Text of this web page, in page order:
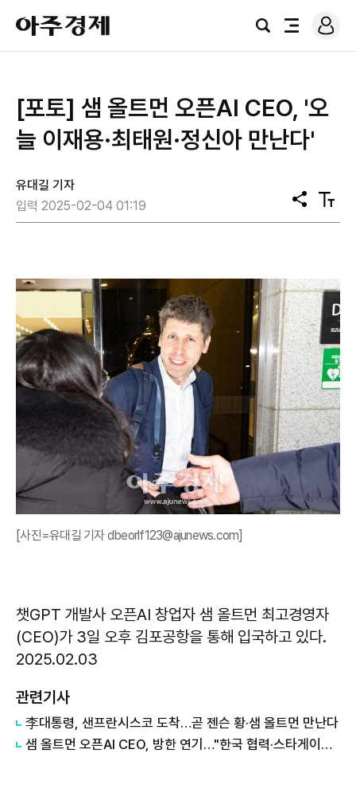
아
주
경
검
전
로
그
[포토] 샘 올트먼 오픈AI CEO, '오
늘 이재용·최태원·정신아 만난다'
유대길 기자
입력 2025-02-04 01:19
공
유
텍
스
[사진=유대길 기자 dbeorlf123@ajunews.com]
챗GPT 개발사 오픈AI 창업자 샘 올트먼 최고경영자
(CEO)가 3일 오후 김포공항을 통해 입국하고 있다.
2025.02.03
관련기사
李대통령, 샌프란시스코 도착…곧 젠슨 황·샘 올트먼 만난다
샘 올트먼 오픈AI CEO, 방한 연기…"한국 협력·스타게이트는 이상 無"